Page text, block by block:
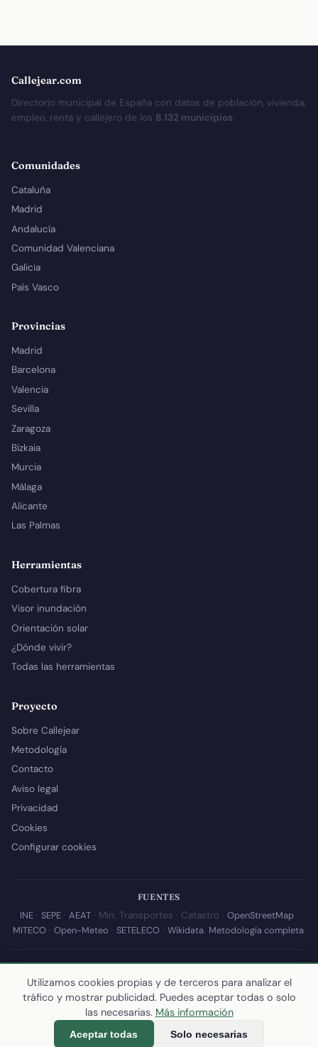
Callejear.com
Directorio municipal de España con datos de población, vivienda,
empleo, renta y callejero de los 8.132 municipios.
Comunidades
Cataluña
Madrid
Andalucía
Comunidad Valenciana
Galicia
País Vasco
Provincias
Madrid
Barcelona
Valencia
Sevilla
Zaragoza
Bizkaia
Murcia
Málaga
Alicante
Las Palmas
Herramientas
Cobertura fibra
Visor inundación
Orientación solar
¿Dónde vivir?
Todas las herramientas
Proyecto
Sobre Callejear
Metodología
Contacto
Aviso legal
Privacidad
Cookies
Configurar cookies
FUENTES
INE· SEPE· AEAT· Min. Transportes · Catastro · OpenStreetMap·
MITECO· Open-Meteo · SETELECO· Wikidata. Metodología completa.
© 2026 Callejear.com — Directorio municipal de España con datos
abiertos. Desarrollado y mantenido porYoel Castaño.
Última actualización de esta página:10 de julio de 2026
calculamos los datos
Utilizamos cookies propias y de terceros para analizar el
tráfico y mostrar publicidad. Puedes aceptar todas o solo
las necesarias. Más información
Aceptar todas Solo necesarias